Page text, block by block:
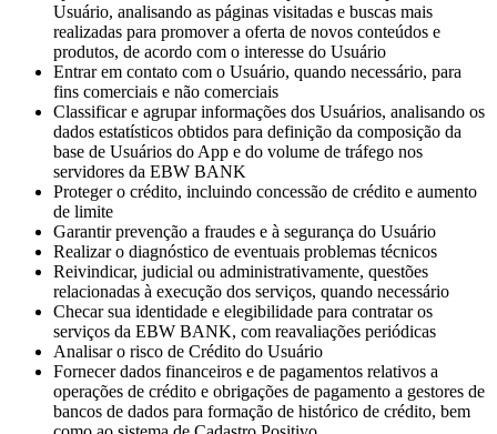
Usuário, analisando as páginas visitadas e buscas mais
realizadas para promover a oferta de novos conteúdos e
produtos, de acordo com o interesse do Usuário
Entrar em contato com o Usuário, quando necessário, para
fins comerciais e não comerciais
Classificar e agrupar informações dos Usuários, analisando os
dados estatísticos obtidos para definição da composição da
base de Usuários do App e do volume de tráfego nos
servidores da EBW BANK
Proteger o crédito, incluindo concessão de crédito e aumento
de limite
Garantir prevenção a fraudes e à segurança do Usuário
Realizar o diagnóstico de eventuais problemas técnicos
Reivindicar, judicial ou administrativamente, questões
relacionadas à execução dos serviços, quando necessário
Checar sua identidade e elegibilidade para contratar os
serviços da EBW BANK, com reavaliações periódicas
Analisar o risco de Crédito do Usuário
Fornecer dados financeiros e de pagamentos relativos a
operações de crédito e obrigações de pagamento a gestores de
bancos de dados para formação de histórico de crédito, bem